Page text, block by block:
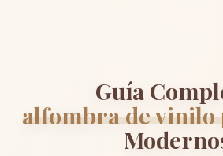
Guía
alfombra de vinilo